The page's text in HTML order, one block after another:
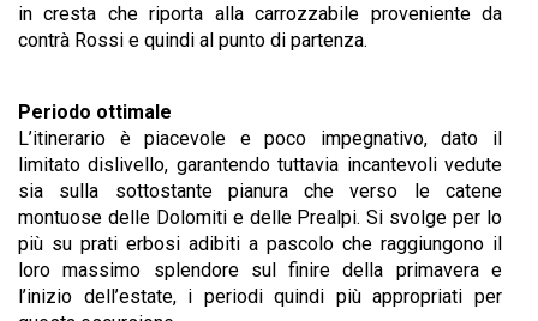
in cresta che riporta alla carrozzabile proveniente da
contrà Rossi e quindi al punto di partenza.
Periodo ottimale
L’itinerario è piacevole e poco impegnativo, dato il
limitato dislivello, garantendo tuttavia incantevoli vedute
sia sulla sottostante pianura che verso le catene
montuose delle Dolomiti e delle Prealpi. Si svolge per lo
più su prati erbosi adibiti a pascolo che raggiungono il
loro massimo splendore sul finire della primavera e
l’inizio dell’estate, i periodi quindi più appropriati per